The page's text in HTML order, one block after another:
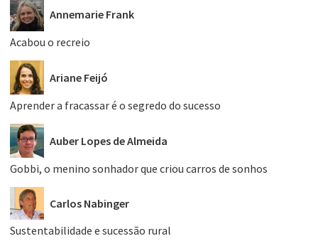
Annemarie Frank
Acabou o recreio
Ariane Feijó
Aprender a fracassar é o segredo do sucesso
Auber Lopes de Almeida
Gobbi, o menino sonhador que criou carros de sonhos
Carlos Nabinger
Sustentabilidade e sucessão rural